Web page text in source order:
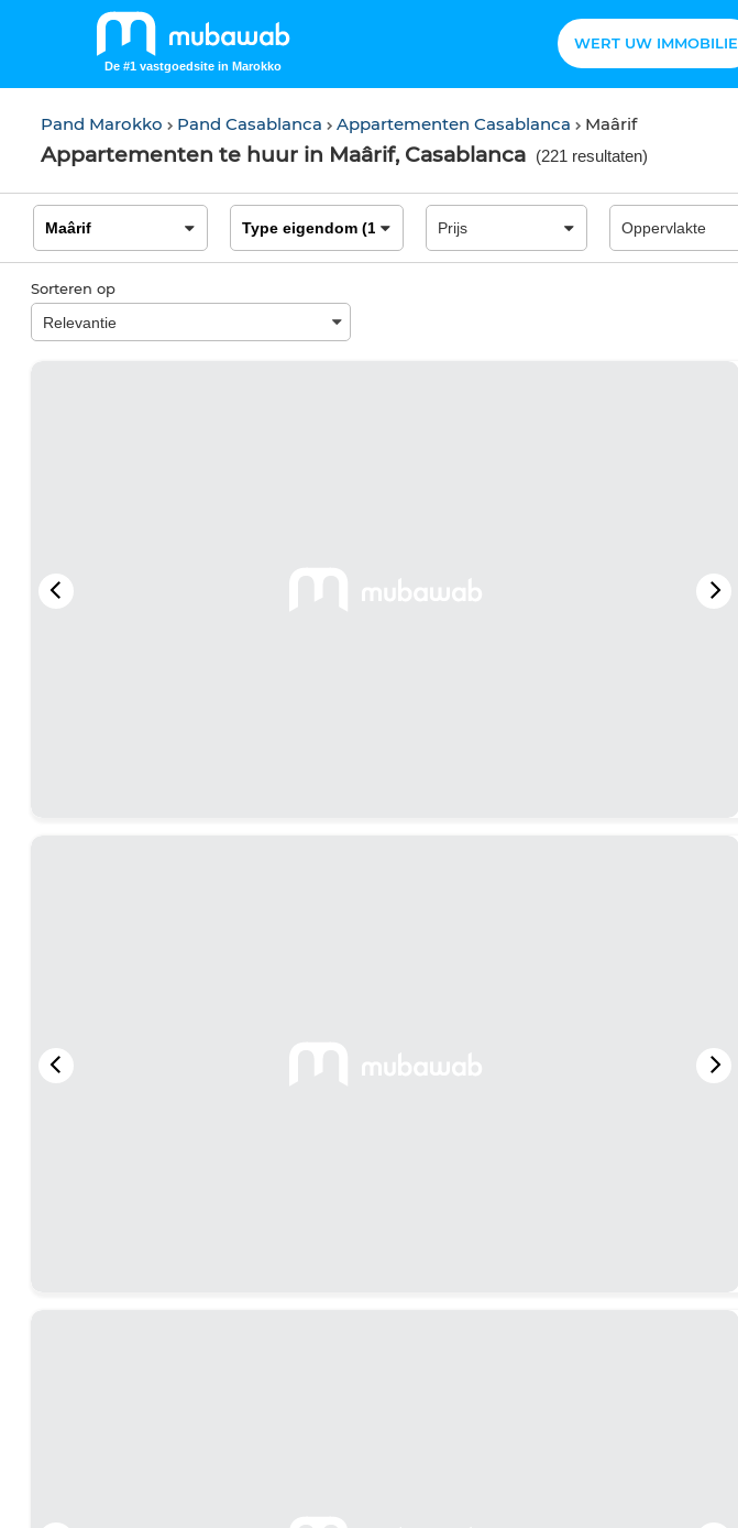
De #1 vastgoedsite in Marokko
WERT UW IMMOBILIE
Pand Marokko Pand Casablanca Appartementen Casablanca Maârif
Appartementen te huur in Maârif, Casablanca (221 resultaten)
Sorteren op